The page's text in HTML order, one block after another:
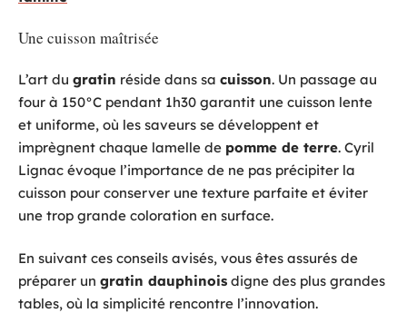
Une cuisson maîtrisée
L’art du gratin réside dans sa cuisson. Un passage au
four à 150°C pendant 1h30 garantit une cuisson lente
et uniforme, où les saveurs se développent et
imprègnent chaque lamelle de pomme de terre. Cyril
Lignac évoque l’importance de ne pas précipiter la
cuisson pour conserver une texture parfaite et éviter
une trop grande coloration en surface.
En suivant ces conseils avisés, vous êtes assurés de
préparer un gratin dauphinois digne des plus grandes
tables, où la simplicité rencontre l’innovation.